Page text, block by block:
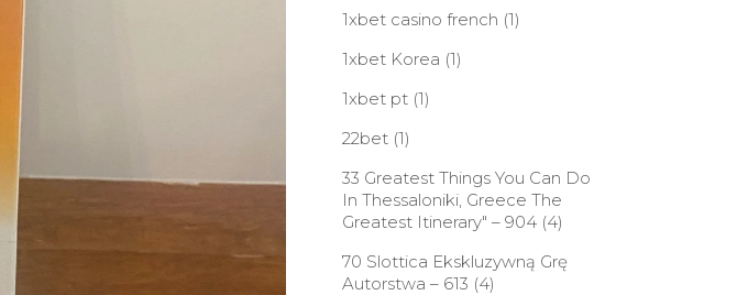
1xbet casino french (1)
1xbet Korea (1)
1xbet pt(1)
22bet(1)
33 Greatest Things You Can Do
In Thessaloniki, Greece The
Greatest Itinerary" – 904(4)
70 Slottica Ekskluzywną Grę
Autorstwa – 613 (4)